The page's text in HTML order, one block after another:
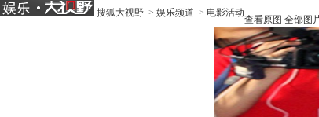
搜狐大视野 > 娱乐频道 > 电影活动
查看原图 全部图